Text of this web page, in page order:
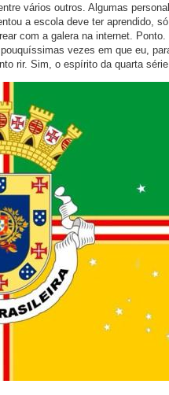
vários outros. Algumas
a escola deve ter aprendido,
com a galera na internet.
vezes em que eu,
rir. Sim, o espírito da quarta